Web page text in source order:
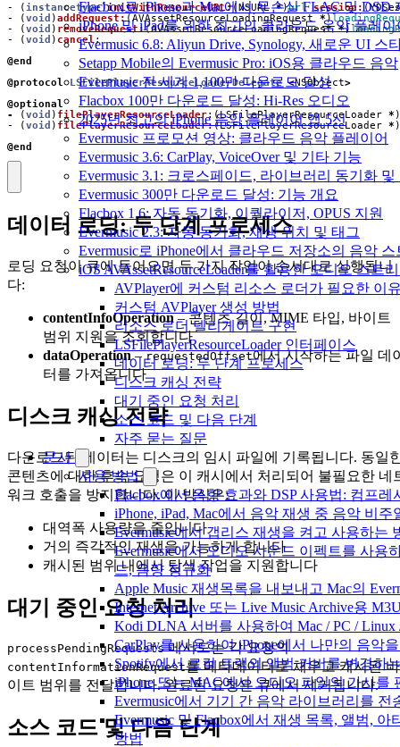
Flacbox로 iPhone과 Mac에서 무손실 FLAC 및 DSD
iPhone 및 iPad를 위한 최고의 클라우드 음악 플레이
Evermusic 6.8: Aliyun Drive, Synology, 새로운 UI 스
Setapp Mobile의 Evermusic Pro: iOS용 클라우드 음악
Evermusic 전 세계 1,100만 다운로드 달성
Flacbox 100만 다운로드 달성: Hi-Res 오디오
2025년 최고의 iPhone 음악 플레이어 앱 5선
Evermusic 프로모션 영상: 클라우드 음악 플레이어
Evermusic 3.6: CarPlay, VoiceOver 및 기타 기능
Evermusic 3.1: 크로스페이드, 라이브러리 동기화 및
Evermusic 300만 다운로드 달성: 기능 개요
Flacbox 1.6: 자동 동기화, 이퀄라이저, OPUS 지원
Evermusic 2.3: 자동 동기화, 재생 위치 및 태그
Evermusic로 iPhone에서 클라우드 저장소의 음악
iOS AVAssetResourceLoader를 활용한 오디오 스트
AVPlayer에 커스텀 리소스 로더가 필요한 이
커스텀 AVPlayer 생성 방법
리소스 로더 델리게이트 구현
LSFilePlayerResourceLoader 인터페이스
데이터 로딩: 두 단계 프로세스
디스크 캐싱 전략
대기 중인 요청 처리
소스 코드 및 다음 단계
자주 묻는 질문
문서
사용 방법
Flacbox에서 음향 효과와 DSP 사용법: 컴프
iPhone, iPad, Mac에서 음악 재생 중 음악 비
Evermusic에서 갭리스 재생을 켜고 사용하는
Evermusic에서 오디오 사운드 이펙트를 사
드, 음량 정규화
Apple Music 재생목록을 내보내고 Mac의
Internet Archive 또는 Live Music Archive용
Kodi DLNA 서버를 사용하여 Mac / PC /
CarPlay를 사용하여 iPhone에서 나만의 음악
Spotify에서 로컬 트랙의 앨범 커버를 변경하
iPhone 또는 MAC에서 오디오 파일의 가사를
Evermusic에서 기기 간 음악 라이브러리를
Evermusic 및 Flacbox에서 재생 목록, 앨범,
방법
- ( instancetype)initWithResourceURL:(NSURL *)url session: (
-
(void )addRequest: (AVAssetResourceLoadingRequest *)
-
(void ) removeRequest:(AVAssetResourceLoadingRequest *)
-
(void ) cancel ;
@end
@protocol
LSFilePlayerResourceLoaderDelegate <NSObject>
@optional
-
(void ) filePlayerResourceLoader:(LSFilePlayerResourceLoader * )
-
(void ) filePlayerResourceLoader:(LSFilePlayerResourceLoader * )
@end
데이터 로딩: 두 단계 프로세스
로딩 요청이 큐에 들어오면 두 가지 작업이 순서대로 실행됩니
다:
contentInfoOperation– 콘텐츠 길이, MIME 타입, 바이트
범위 지원을 조회합니다
dataOperation–requestedOffset에서 시작하는 파일 데
터를 가져옵니다
디스크 캐싱 전략
다운로드된 데이터는 디스크의 임시 파일에 기록됩니다. 동일
콘텐츠에 대한 후속 요청은 이 캐시에서 처리되어 불필요한 네
워크 호출을 방지합니다. 이 방식은:
대역폭 사용량을 줄입니다
거의 즉각적인 재생을 가능하게 합니다
캐시된 범위 내에서 탐색 작업을 지원합니다
대기 중인 요청 처리
processPendingRequests메서드는 각 요청의
contentInformationRequest를 메타데이터로 채우고 캐시된 바
이트 범위를 전달합니다. 완료된 요청은 큐에서 제거됩니다.
소스 코드 및 다음 단계